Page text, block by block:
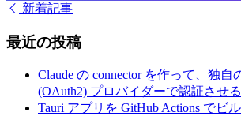
新着記事
最近の投稿
Claude の connector を作って、独自
(OAuth2) プロバイダーで認証させる
Tauri アプリを GitHub Actions でビ